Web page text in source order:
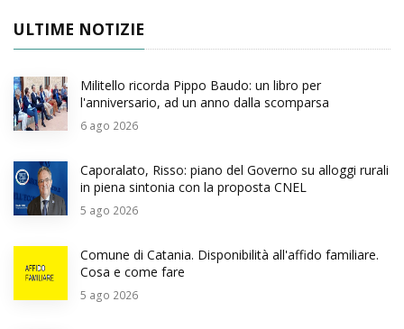
ULTIME NOTIZIE
Militello ricorda Pippo Baudo: un libro per
l'anniversario, ad un anno dalla scomparsa
6 ago 2026
Caporalato, Risso: piano del Governo su alloggi rurali
in piena sintonia con la proposta CNEL
5 ago 2026
Comune di Catania. Disponibilità all'affido familiare.
Cosa e come fare
5 ago 2026